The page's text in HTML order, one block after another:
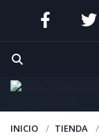
INICIO TIENDA